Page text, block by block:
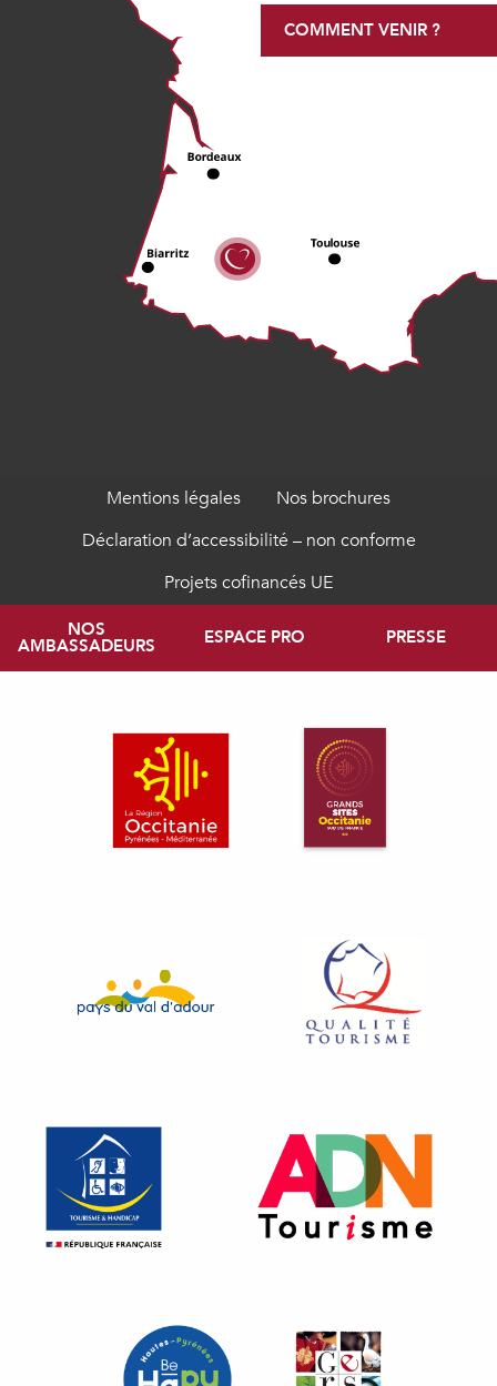
COMMENT VENIR ?
Mentions légales
Nos brochures
Déclaration d’accessibilité – non conforme
Projets cofinancés UE
NOS
AMBASSADEURS ESPACE PRO PRESSE